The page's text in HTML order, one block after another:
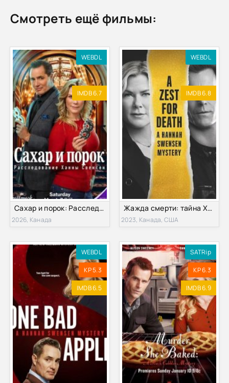
Смотреть ещё фильмы:
WEBDL
IMDB 6.7
Сахар и порок: Расследование Ханны Свенсен (2026)
2026, Канада
WEBDL
IMDB 6.8
Жажда смерти: тайна Ханны Свенсен (2023)
2023, Канада, США
WEBDL
KP 5.3
IMDB 6.5
SATRip
KP 6.3
IMDB 6.9